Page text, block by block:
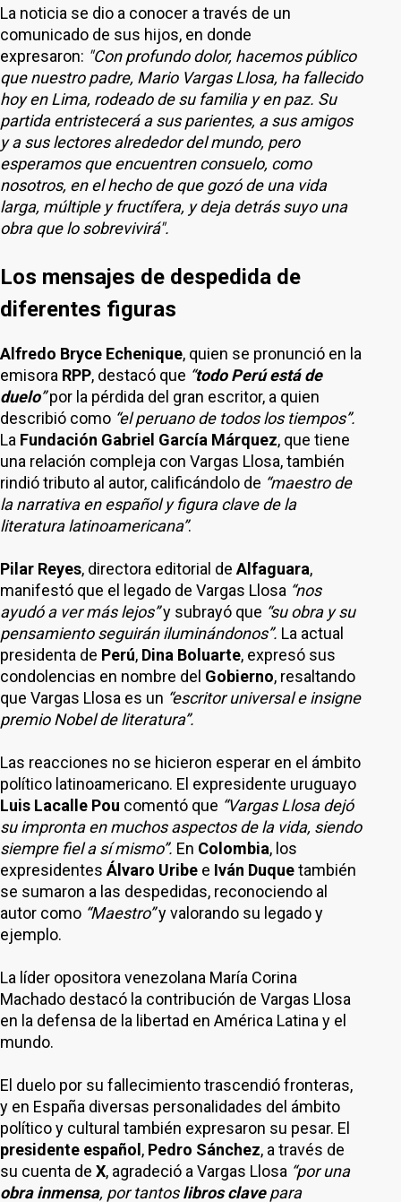
La noticia se dio a conocer a través de un
comunicado de sus hijos, en donde
expresaron: "Con profundo dolor, hacemos público
que nuestro padre, Mario Vargas Llosa, ha fallecido
hoy en Lima, rodeado de su familia y en paz. Su
partida entristecerá a sus parientes, a sus amigos
y a sus lectores alrededor del mundo, pero
esperamos que encuentren consuelo, como
nosotros, en el hecho de que gozó de una vida
larga, múltiple y fructífera, y deja detrás suyo una
obra que lo sobrevivirá".
Los mensajes de despedida de
diferentes figuras
Alfredo Bryce Echenique, quien se pronunció en la
emisora RPP, destacó que “todo Perú está de
duelo”por la pérdida del gran escritor, a quien
describió como “el peruano de todos los tiempos”.
La Fundación Gabriel García Márquez, que tiene
una relación compleja con Vargas Llosa, también
rindió tributo al autor, calificándolo de “maestro de
la narrativa en español y figura clave de la
literatura latinoamericana”.
Pilar Reyes, directora editorial de Alfaguara,
manifestó que el legado de Vargas Llosa “nos
ayudó a ver más lejos”y subrayó que “su obra y su
pensamiento seguirán iluminándonos”. La actual
presidenta de Perú, Dina Boluarte, expresó sus
condolencias en nombre del Gobierno, resaltando
que Vargas Llosa es un “escritor universal e insigne
premio Nobel de literatura”.
Las reacciones no se hicieron esperar en el ámbito
político latinoamericano. El expresidente uruguayo
Luis Lacalle Pou comentó que “Vargas Llosa dejó
su impronta en muchos aspectos de la vida, siendo
siempre fiel a sí mismo”. En Colombia, los
expresidentes Álvaro Uribe e Iván Duquetambién
se sumaron a las despedidas, reconociendo al
autor como “Maestro”y valorando su legado y
ejemplo.
La líder opositora venezolana María Corina
Machado destacó la contribución de Vargas Llosa
en la defensa de la libertad en América Latina y el
mundo.
El duelo por su fallecimiento trascendió fronteras,
y en España diversas personalidades del ámbito
político y cultural también expresaron su pesar. El
presidente español , Pedro Sánchez, a través de
su cuenta de X, agradeció a Vargas Llosa “por una
obra inmensa, por tantoslibros clavepara